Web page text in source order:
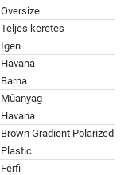
Oversize
Teljes keretes
Igen
Havana
Barna
Műanyag
Havana
Brown Gradient Polarized
Plastic
Férfi